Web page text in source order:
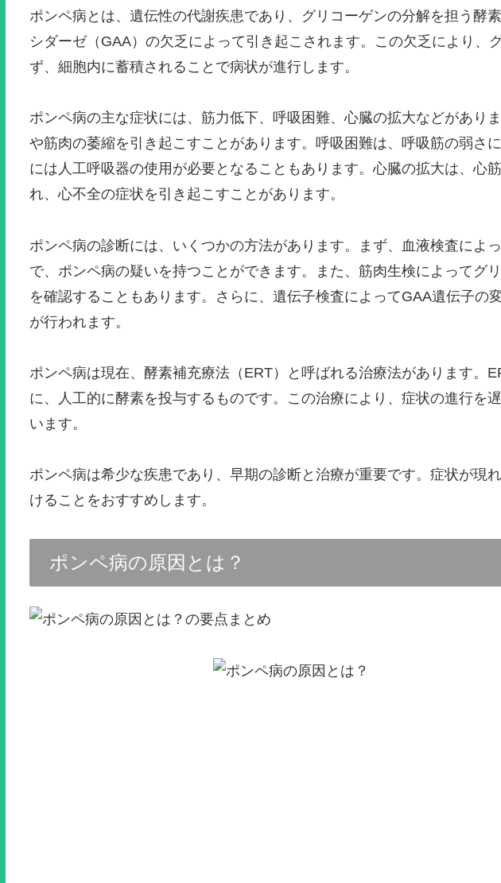
ポンペ病とは、遺伝性の代謝疾患であり、グリコーゲンの分解を担う酵
シダーゼ（GAA）の欠乏によって引き起こされます。この欠乏により、
ず、細胞内に蓄積されることで病状が進行します。
ポンペ病の主な症状には、筋力低下、呼吸困難、心臓の拡大などがあり
や筋肉の萎縮を引き起こすことがあります。呼吸困難は、呼吸筋の弱さ
には人工呼吸器の使用が必要となることもあります。心臓の拡大は、心
れ、心不全の症状を引き起こすことがあります。
ポンペ病の診断には、いくつかの方法があります。まず、血液検査によ
で、ポンペ病の疑いを持つことができます。また、筋肉生検によってグ
を確認することもあります。さらに、遺伝子検査によってGAA遺伝子の
が行われます。
ポンペ病は現在、酵素補充療法（ERT）と呼ばれる治療法があります。
に、人工的に酵素を投与するものです。この治療により、症状の進行を
います。
ポンペ病は希少な疾患であり、早期の診断と治療が重要です。症状が現
けることをおすすめします。
ポンペ病の原因とは？